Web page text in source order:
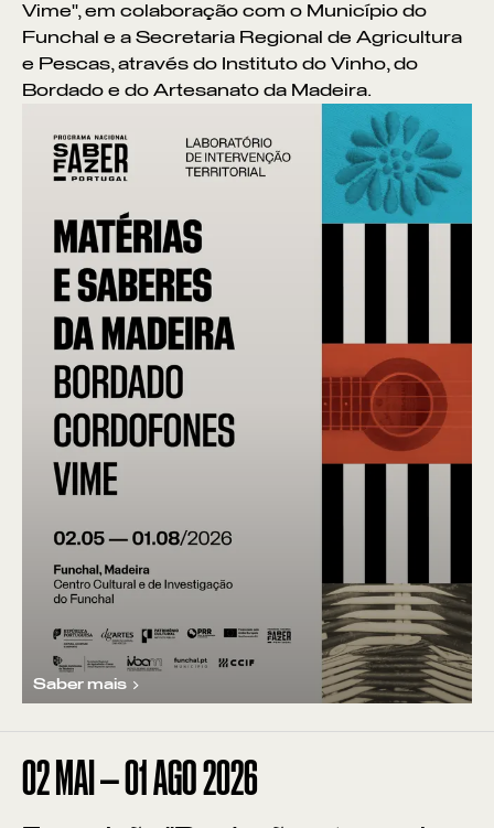
Vime", em colaboração com o Município do
Funchal e a Secretaria Regional de Agricultura
e Pescas, através do Instituto do Vinho, do
Bordado e do Artesanato da Madeira.
Saber mais
02MAI—01AGO2026